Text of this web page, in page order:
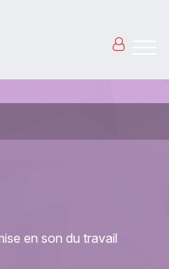
en son du travail